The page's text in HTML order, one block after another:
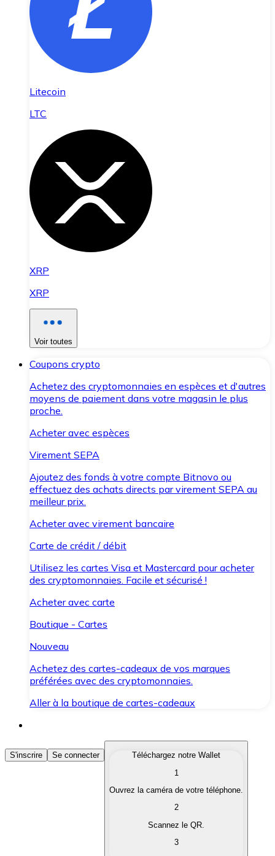
Litecoin
LTC
XRP
XRP
Voir toutes
Coupons crypto
Achetez des cryptomonnaies en espèces et d'autres
moyens de paiement dans votre magasin le plus
proche.
Acheter avec espèces
Virement SEPA
Ajoutez des fonds à votre compte Bitnovo ou
effectuez des achats directs par virement SEPA au
meilleur prix.
Acheter avec virement bancaire
Carte de crédit / débit
Utilisez les cartes Visa et Mastercard pour acheter
des cryptomonnaies. Facile et sécurisé !
Acheter avec carte
Boutique - Cartes
Nouveau
Achetez des cartes-cadeaux de vos marques
préférées avec des cryptomonnaies.
Aller à la boutique de cartes-cadeaux
Acheter des Cryptomonnaies
Achetez les cryptomonnaies qui vous intéressent
Convertissez vos cryptomonnaies en monnaie
S'inscrire Se connecter
Téléchargez notre Wallet
1
Ouvrez la caméra de votre téléphone.
2
Scannez le QR.
3